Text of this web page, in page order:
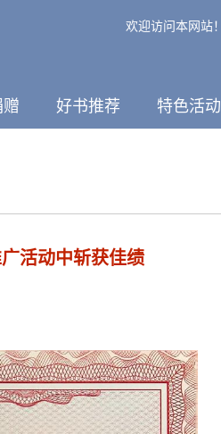
欢迎访问本网站！
赠 好书推荐 特色活动
活动中斩获佳绩